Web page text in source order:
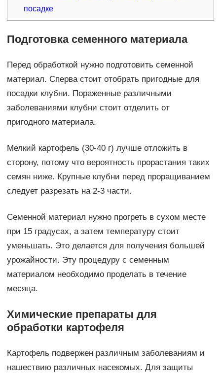
посадке
Подготовка семенного материала
Перед обработкой нужно подготовить семенной
материал. Сперва стоит отобрать пригодные для
посадки клубни. Пораженные различными
заболеваниями клубни стоит отделить от
пригодного материала.
Мелкий картофель (30-40 г) лучше отложить в
сторону, потому что вероятность прорастания таких
семян ниже. Крупные клубни перед проращиванием
следует разрезать на 2-3 части.
Семенной материал нужно прогреть в сухом месте
при 15 градусах, а затем температуру стоит
уменьшать. Это делается для получения большей
урожайности. Эту процедуру с семенным
материалом необходимо проделать в течение
месяца.
Химические препараты для
обработки картофеля
Картофель подвержен различным заболеваниям и
нашествию различных насекомых. Для защиты